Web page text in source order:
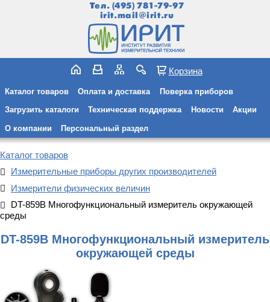
Тел. (495) 781-79-97
irit.mail@irit.ru
Корзина
Каталог товаров Оплата и доставка Поверка приборов
Загрузить каталоги Техническая поддержка Новости Акции
О компании Персональный раздел
Каталог товаров
Измерительные приборы других производителей
Измерители физических величин
DT-859B Многофункциональный измеритель окружающей
среды
DT-859B Многофункциональный измеритель
окружающей среды